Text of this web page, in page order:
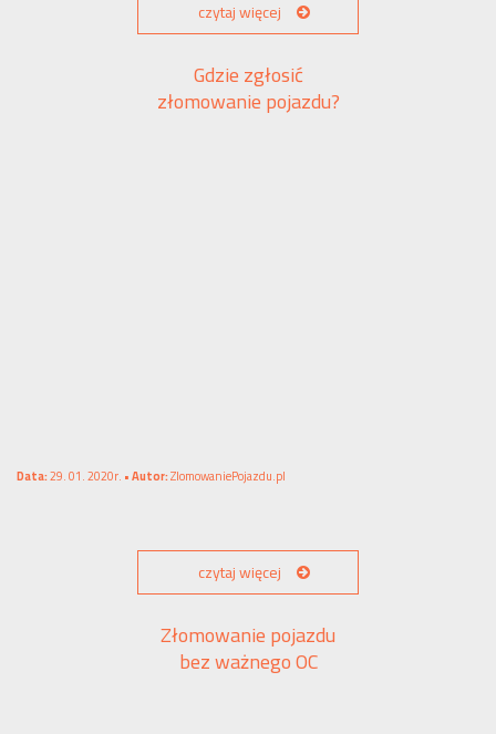
czytaj więcej
Gdzie zgłosić
złomowanie pojazdu?
Data:29. 01. 2020r. •Autor:ZlomowaniePojazdu.pl
czytaj więcej
Złomowanie pojazdu
bez ważnego OC